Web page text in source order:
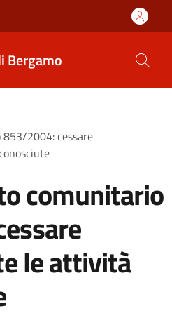
Bergamo
2004: cessare
comunitario
le attività